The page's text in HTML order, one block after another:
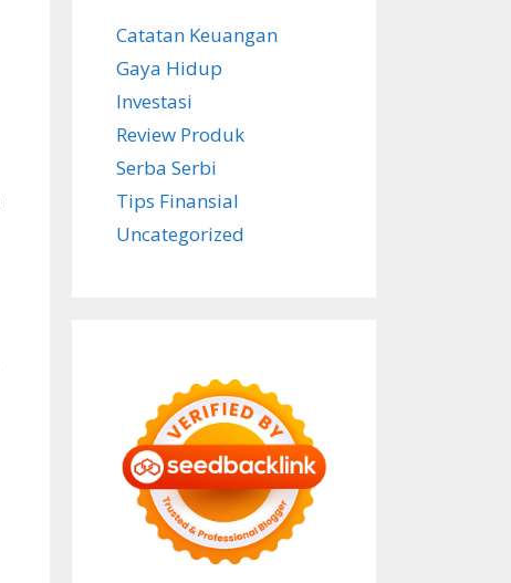
Catatan Keuangan
Gaya Hidup
Investasi
Review Produk
Serba Serbi
Tips Finansial
Uncategorized